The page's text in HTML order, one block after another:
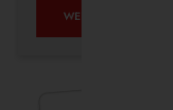
WEITERLESEN …